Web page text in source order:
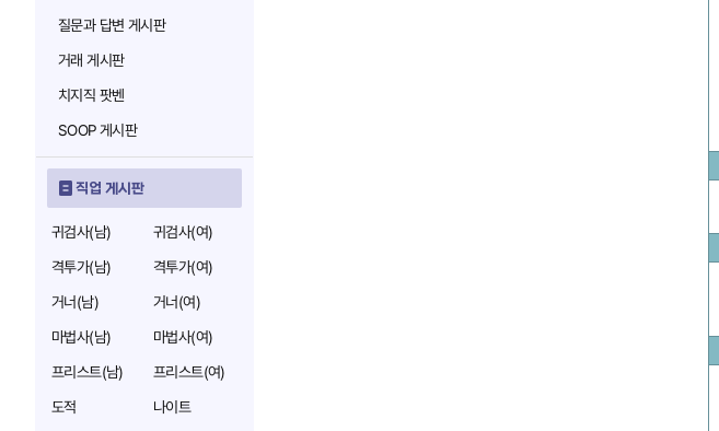
질문과 답변 게시판
거래 게시판
치지직 팟벤
SOOP 게시판
직업 게시판
귀검사(남)
귀검사(여)
격투가(남)
격투가(여)
거너(남)
거너(여)
마법사(남)
마법사(여)
프리스트(남)
프리스트(여)
도적
나이트